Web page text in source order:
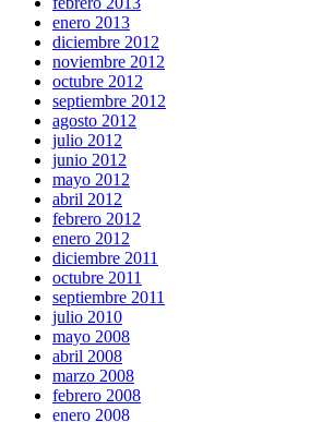
enero 2013
diciembre 2012
noviembre 2012
octubre 2012
septiembre 2012
agosto 2012
julio 2012
junio 2012
mayo 2012
abril 2012
febrero 2012
enero 2012
diciembre 2011
octubre 2011
septiembre 2011
julio 2010
mayo 2008
abril 2008
marzo 2008
febrero 2008
enero 2008